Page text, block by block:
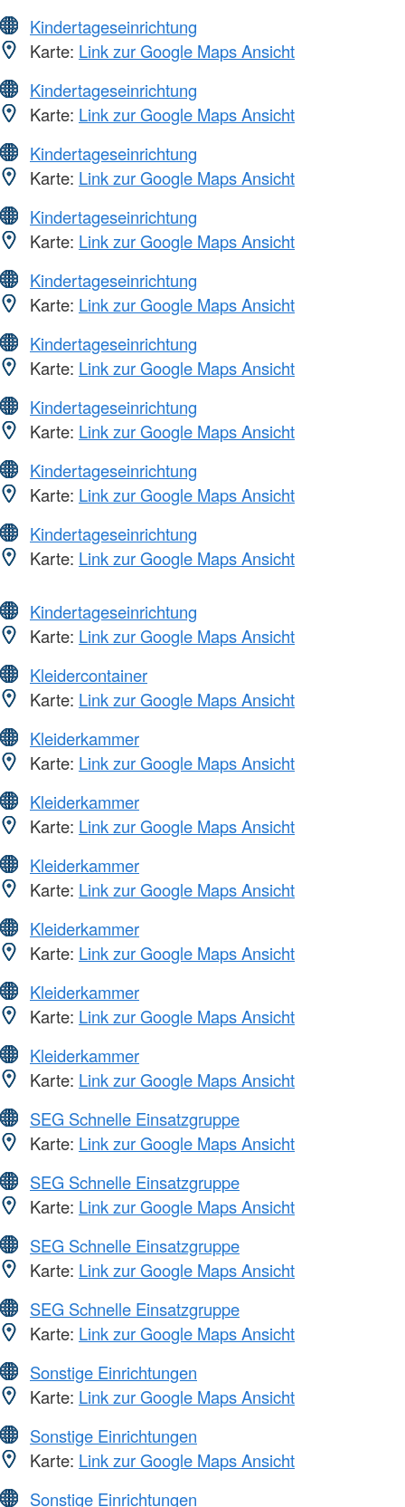
Kindertageseinrichtung
Karte: Link zur Google Maps Ansicht
Kindertageseinrichtung
Karte: Link zur Google Maps Ansicht
Kindertageseinrichtung
Karte: Link zur Google Maps Ansicht
Kindertageseinrichtung
Karte: Link zur Google Maps Ansicht
Kindertageseinrichtung
Karte: Link zur Google Maps Ansicht
Kindertageseinrichtung
Karte: Link zur Google Maps Ansicht
Kindertageseinrichtung
Karte: Link zur Google Maps Ansicht
Kindertageseinrichtung
Karte: Link zur Google Maps Ansicht
Kindertageseinrichtung
Karte: Link zur Google Maps Ansicht
Kindertageseinrichtung
Karte: Link zur Google Maps Ansicht
Kleidercontainer
Karte: Link zur Google Maps Ansicht
Kleiderkammer
Karte: Link zur Google Maps Ansicht
Kleiderkammer
Karte: Link zur Google Maps Ansicht
Kleiderkammer
Karte: Link zur Google Maps Ansicht
Kleiderkammer
Karte: Link zur Google Maps Ansicht
Kleiderkammer
Karte: Link zur Google Maps Ansicht
Kleiderkammer
Karte: Link zur Google Maps Ansicht
SEG Schnelle Einsatzgruppe
Karte: Link zur Google Maps Ansicht
SEG Schnelle Einsatzgruppe
Karte: Link zur Google Maps Ansicht
SEG Schnelle Einsatzgruppe
Karte: Link zur Google Maps Ansicht
SEG Schnelle Einsatzgruppe
Karte: Link zur Google Maps Ansicht
Sonstige Einrichtungen
Karte: Link zur Google Maps Ansicht
Sonstige Einrichtungen
Karte: Link zur Google Maps Ansicht
Sonstige Einrichtungen